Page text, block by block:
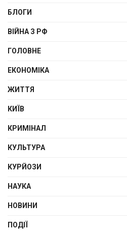
БЛОГИ
ВІЙНА З РФ
ГОЛОВНЕ
ЕКОНОМІКА
ЖИТТЯ
КИЇВ
КРИМІНАЛ
КУЛЬТУРА
КУРЙОЗИ
НАУКА
НОВИНИ
ПОДІЇ